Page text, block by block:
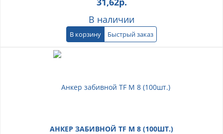
В наличии
В корзину Быстрый заказ
АНКЕР ЗАБИВНОЙ TF М 8 (100ШТ.)